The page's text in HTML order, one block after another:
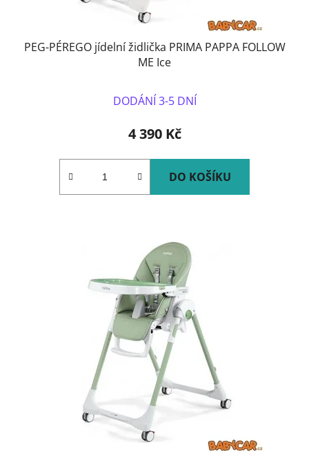
PEG-PÉREGO jídelní židlička PRIMA PAPPA FOLLOW
ME Ice
DODÁNÍ 3-5 DNÍ
4 390 Kč
DO KOŠÍKU